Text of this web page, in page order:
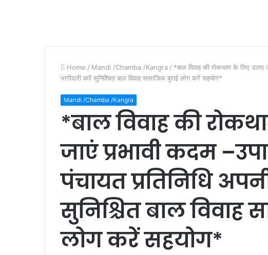
Home / Mandi /Chamba /Kangra / *बाल विवाह की रोकथाम के लिए उठाए
भागीदारी करें सुनिश्चित बाल विवाह सामाजिक बुराई लोग करें सहयोग*
Mandi /Chamba /Kangra
*बाल विवाह की
जाएं प्रभावी कदम
पंचायत प्रतिनिधि
सुनिश्चित बाल विवाह
लोग करें सहयोग*